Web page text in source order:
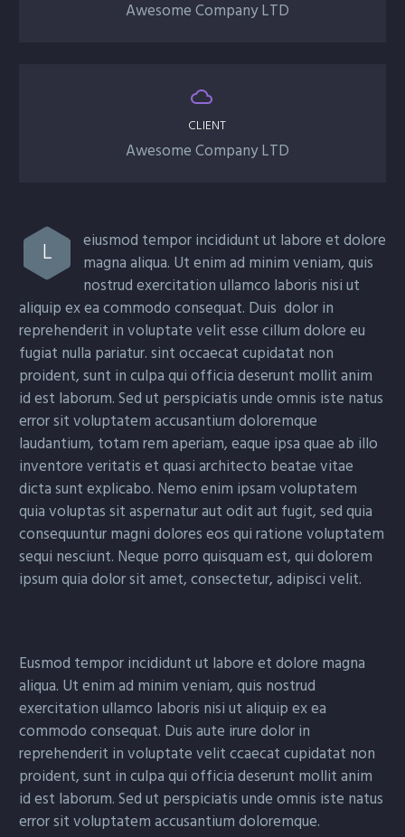
Awesome Company LTD


CLIENT
Awesome Company LTD
L
eiusmod tempor incididunt ut labore et dolore
magna aliqua. Ut enim ad minim veniam, quis
nostrud exercitation ullamco laboris nisi ut
aliquip ex ea commodo consequat. Duis dolor in
reprehenderit in voluptate velit esse cillum dolore eu
fugiat nulla pariatur. sint occaecat cupidatat non
proident, sunt in culpa qui officia deserunt mollit anim
id est laborum. Sed ut perspiciatis unde omnis iste natus
error sit voluptatem accusantium doloremque
laudantium, totam rem aperiam, eaque ipsa quae ab illo
inventore veritatis et quasi architecto beatae vitae
dicta sunt explicabo. Nemo enim ipsam voluptatem
quia voluptas sit aspernatur aut odit aut fugit, sed quia
consequuntur magni dolores eos qui ratione voluptatem
sequi nesciunt. Neque porro quisquam est, qui dolorem
ipsum quia dolor sit amet, consectetur, adipisci velit.
Eusmod tempor incididunt ut labore et dolore magna
aliqua. Ut enim ad minim veniam, quis nostrud
exercitation ullamco laboris nisi ut aliquip ex ea
commodo consequat. Duis aute irure dolor in
reprehenderit in voluptate velit ccaecat cupidatat non
proident, sunt in culpa qui officia deserunt mollit anim
id est laborum. Sed ut perspiciatis unde omnis iste natus
error sit voluptatem accusantium doloremque.